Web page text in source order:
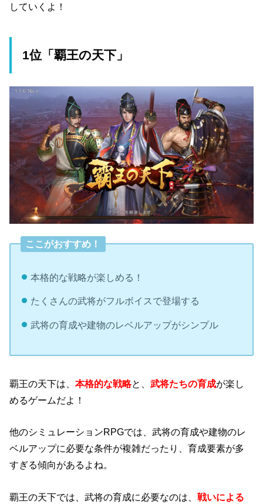
していくよ！
1位「覇王の天下」
ここがおすすめ！
本格的な戦略が楽しめる！
たくさんの武将がフルボイスで登場する
武将の育成や建物のレベルアップがシンプル
覇王の天下は、本格的な戦略と、武将たちの育成が楽し
めるゲームだよ！
他のシミュレーションRPGでは、武将の育成や建物のレ
ベルアップに必要な条件が複雑だったり、育成要素が多
すぎる傾向があるよね。
覇王の天下では、武将の育成に必要なのは、戦いによる